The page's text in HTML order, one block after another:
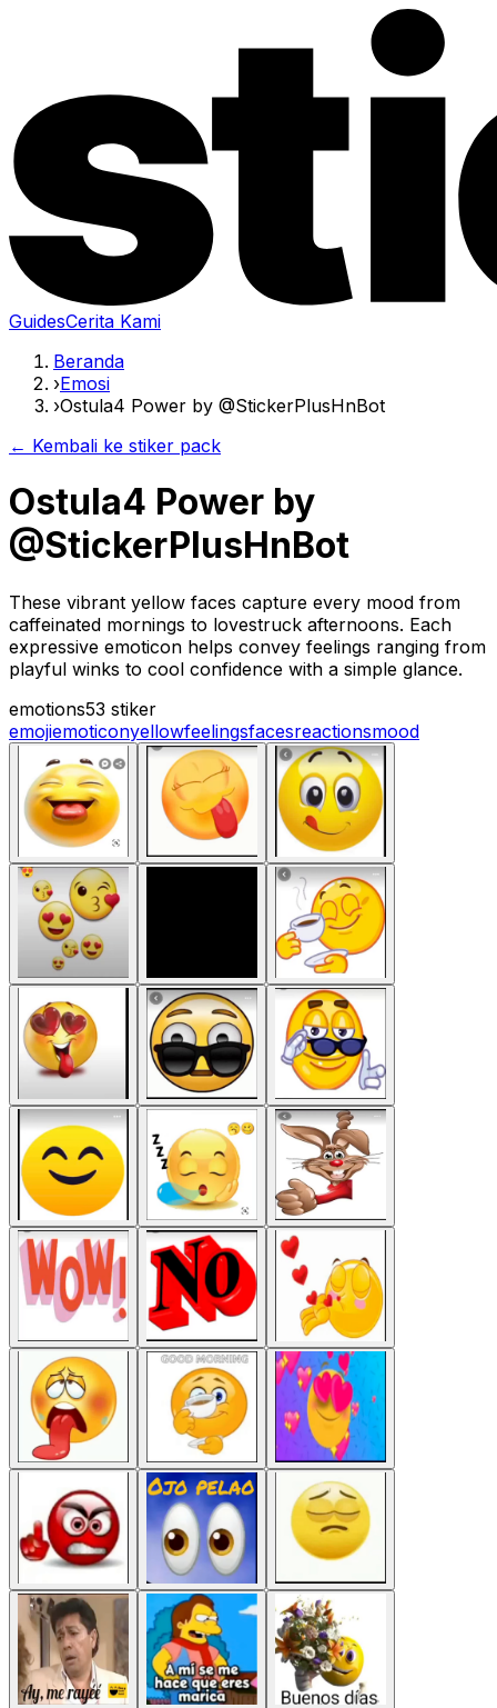
GuidesCerita Kami
Beranda
›Emosi
›Ostula4 Power by @StickerPlusHnBot
← Kembali ke stiker pack
Ostula4 Power by
@StickerPlusHnBot
These vibrant yellow faces capture every mood from
caffeinated mornings to lovestruck afternoons. Each
expressive emoticon helps convey feelings ranging from
playful winks to cool confidence with a simple glance.
emotions53 stiker
emojiemoticonyellowfeelingsfacesreactionsmood